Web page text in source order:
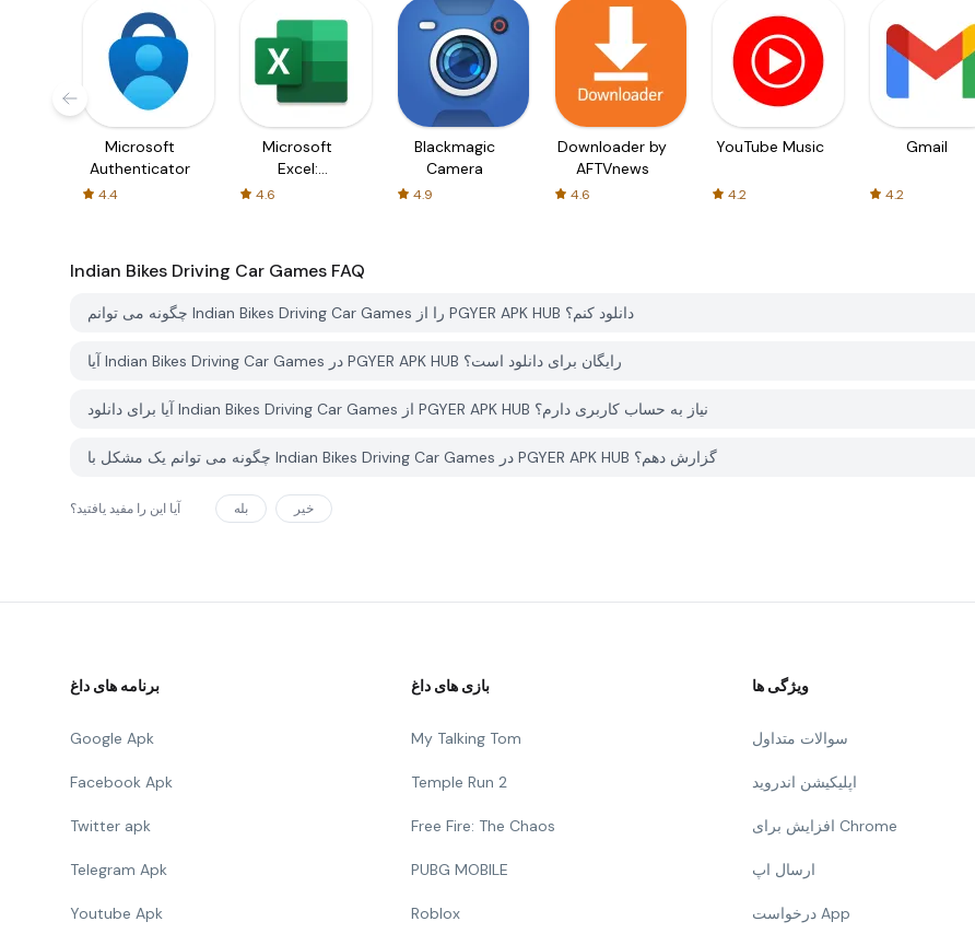
Microsoft
Authenticator
4.4
Microsoft
Excel:
Spreadsheets
4.6
Blackmagic
Camera
4.9
Downloader by
AFTVnews
4.6
YouTube Music
4.2
Gmail
4.2
Indian Bikes Driving Car Games FAQ
چگونه می توانم Indian Bikes Driving Car Games را از PGYER APK HUB دانلود کنم؟
آیا Indian Bikes Driving Car Games در PGYER APK HUB رایگان برای دانلود است؟
آیا برای دانلود Indian Bikes Driving Car Games از PGYER APK HUB نیاز به حساب کاربری دارم؟
چگونه می توانم یک مشکل با Indian Bikes Driving Car Games در PGYER APK HUB گزارش دهم؟
آیا این را مفید یافتید؟ بله خیر
برنامه های داغ
Google Apk
Facebook Apk
Twitter apk
Telegram Apk
Youtube Apk
بازی های داغ
My Talking Tom
Temple Run 2
Free Fire: The Chaos
PUBG MOBILE
Roblox
ویژگی ها
سوالات متداول
اپلیکیشن اندروید
افزایش برای Chrome
ارسال اپ
درخواست App